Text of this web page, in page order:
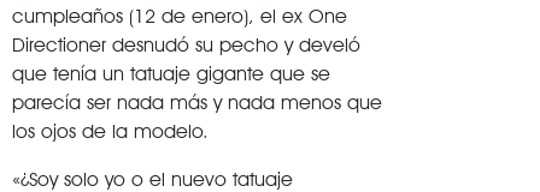
cumpleaños (12 de enero), el ex One
Directioner desnudó su pecho y develó
que tenía un tatuaje gigante que se
parecía ser nada más y nada menos que
los ojos de la modelo.
«¿Soy solo yo o el nuevo tatuaje